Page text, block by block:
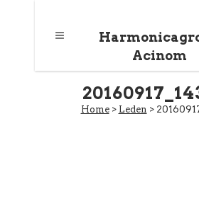
Acinom
Home> Leden >